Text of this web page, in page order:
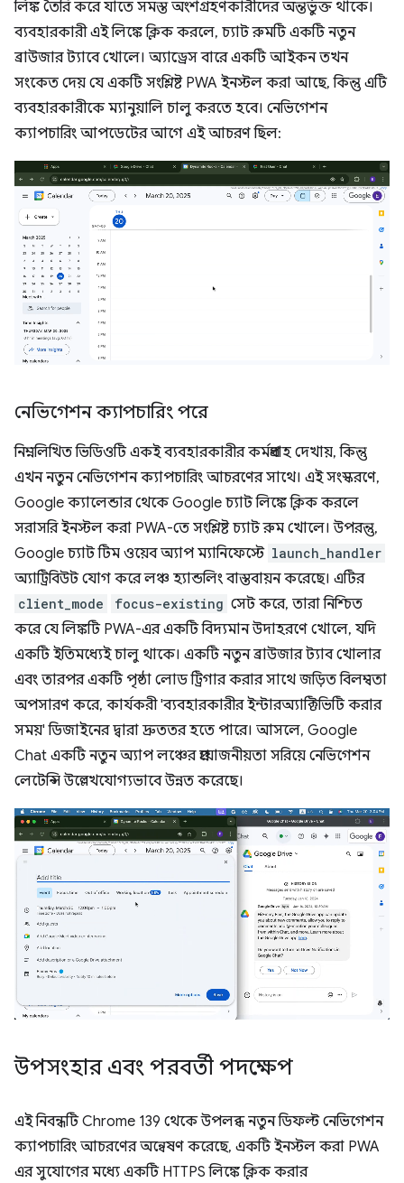
লিঙ্ক তৈরি করে যাতে সমস্ত অংশগ্রহণকারীদের অন্তর্ভুক্ত থাকে।
ব্যবহারকারী এই লিঙ্কে ক্লিক করলে, চ্যাট রুমটি একটি নতুন
ব্রাউজার ট্যাবে খোলে। অ্যাড্রেস বারে একটি আইকন তখন
সংকেত দেয় যে একটি সংশ্লিষ্ট PWA ইনস্টল করা আছে, কিন্তু এটি
ব্যবহারকারীকে ম্যানুয়ালি চালু করতে হবে। নেভিগেশন
ক্যাপচারিং আপডেটের আগে এই আচরণ ছিল:
নেভিগেশন ক্যাপচারিং পরে
নিম্নলিখিত ভিডিওটি একই ব্যবহারকারীর কর্মপ্রবাহ দেখায়, কিন্তু
এখন নতুন নেভিগেশন ক্যাপচারিং আচরণের সাথে। এই সংস্করণে,
Google ক্যালেন্ডার থেকে Google চ্যাট লিঙ্কে ক্লিক করলে
সরাসরি ইনস্টল করা PWA-তে সংশ্লিষ্ট চ্যাট রুম খোলে। উপরন্তু,
Google চ্যাট টিম ওয়েব অ্যাপ ম্যানিফেস্টে launch_handler
অ্যাট্রিবিউট যোগ করে লঞ্চ হ্যান্ডলিং বাস্তবায়ন করেছে। এটির
client_mode focus-existing সেট করে, তারা নিশ্চিত
করে যে লিঙ্কটি PWA-এর একটি বিদ্যমান উদাহরণে খোলে, যদি
একটি ইতিমধ্যেই চালু থাকে। একটি নতুন ব্রাউজার ট্যাব খোলার
এবং তারপর একটি পৃষ্ঠা লোড ট্রিগার করার সাথে জড়িত বিলম্বতা
অপসারণ করে, কার্যকরী 'ব্যবহারকারীর ইন্টারঅ্যাক্টিভিটি করার
সময়' ডিজাইনের দ্বারা দ্রুততর হতে পারে। আসলে, Google
Chat একটি নতুন অ্যাপ লঞ্চের প্রয়োজনীয়তা সরিয়ে নেভিগেশন
লেটেন্সি উল্লেখযোগ্যভাবে উন্নত করেছে।
উপসংহার এবং পরবর্তী পদক্ষেপ
এই নিবন্ধটি Chrome 139 থেকে উপলব্ধ নতুন ডিফল্ট নেভিগেশন
ক্যাপচারিং আচরণের অন্বেষণ করেছে, একটি ইনস্টল করা PWA
এর সুযোগের মধ্যে একটি HTTPS লিঙ্কে ক্লিক করার